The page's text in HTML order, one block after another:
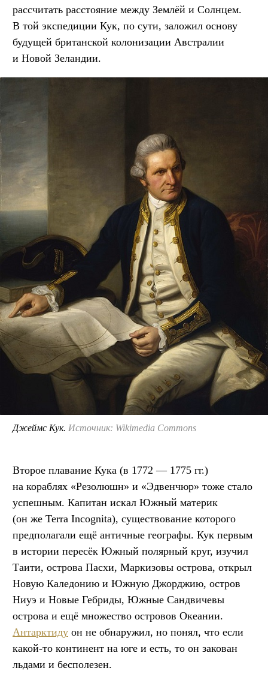
рассчитать расстояние между Землёй и Солнцем.
В той экспедиции Кук, по сути, заложил основу
будущей британской колонизации Австралии
и Новой Зеландии.
Джеймс Кук. Источник: Wikimedia Commons
Второе плавание Кука (в 1772 — 1775 гг.)
на кораблях «Резолюшн» и «Эдвенчюр» тоже стало
успешным. Капитан искал Южный материк
(он же Terra Incognita), существование которого
предполагали ещё античные географы. Кук первым
в истории пересёк Южный полярный круг, изучил
Таити, острова Пасхи, Маркизовы острова, открыл
Новую Каледонию и Южную Джорджию, остров
Ниуэ и Новые Гебриды, Южные Сандвичевы
острова и ещё множество островов Океании.
Антарктиду он не обнаружил, но понял, что если
какой-то континент на юге и есть, то он закован
льдами и бесполезен.